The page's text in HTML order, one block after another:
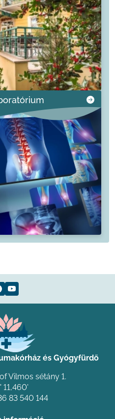
és Gyógyfürdő
Vilmos sétány 1.
11,460'
83 540 144